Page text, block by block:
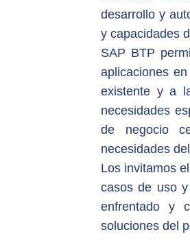
desarrollo y
y capacidades
SAP BTP
aplicaciones
existente y a
necesidades
de negocio
necesidades
Los invitamos
casos de uso
enfrentado y
soluciones del